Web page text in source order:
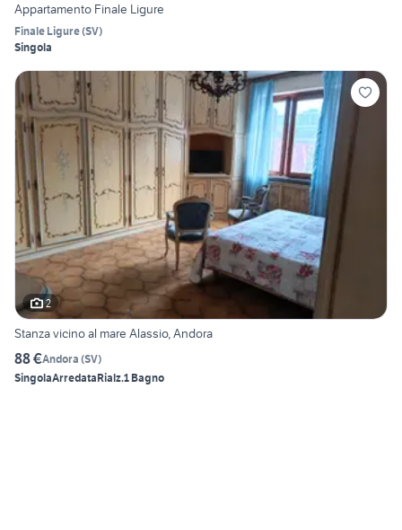
Appartamento Finale Ligure
Finale Ligure(SV)
Singola
2
Stanza vicino al mare Alassio, Andora
88 €Andora (SV)
SingolaArredataRialz.1 Bagno